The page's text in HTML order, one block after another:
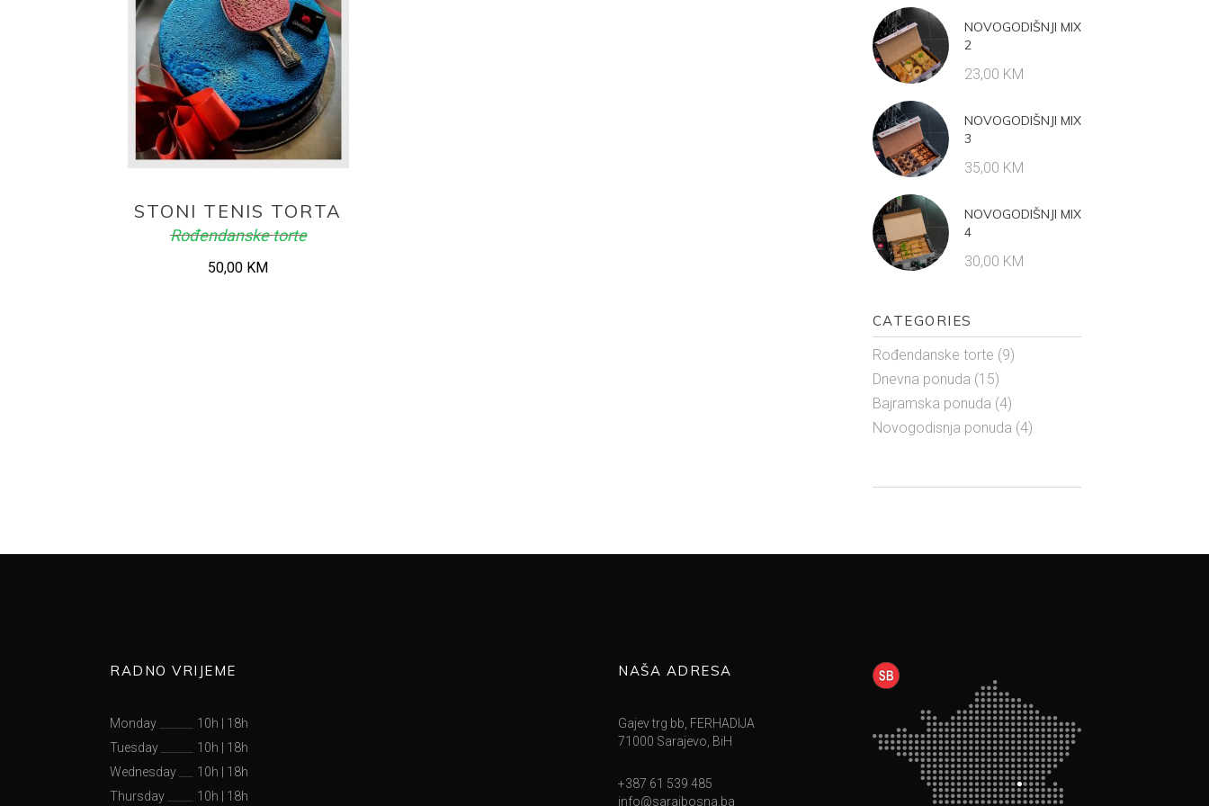
STONI TENIS TORTA
Rođendanske torte
50,00 KM
NOVOGODIŠNJI MIX
2
23,00 KM
NOVOGODIŠNJI MIX
3
35,00 KM
NOVOGODIŠNJI MIX
4
30,00 KM
CATEGORIES
Rođendanske torte (9)
Dnevna ponuda (15)
Bajramska ponuda (4)
Novogodisnja ponuda (4)
RADNO VRIJEME
Monday 10h
18h
Tuesday
10h
18h
Wednesday
10h
18h
Thursday
10h 18h
NAŠA ADRESA
Gajev trg bb, FERHADIJA
71000 Sarajevo, BiH
+387 61 539 485
info@sarajbosna.ba